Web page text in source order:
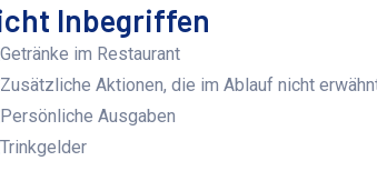
Inbegriffen
Getränke im Restaurant
Zusätzliche Aktionen, die im Ablauf nicht
Persönliche Ausgaben
Trinkgelder